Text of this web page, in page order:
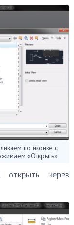
по иконке с
«Открыть»
через